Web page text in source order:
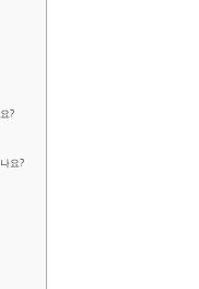
?
요?